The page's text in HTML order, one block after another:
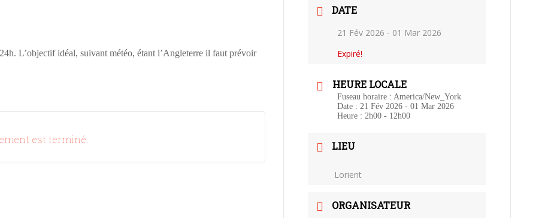
L’objectif idéal, suivant météo, étant l’Angleterre il faut prévoir
est terminé.
DATE
21 Fév 2026 - 01 Mar 2026
Expiré!
HEURE LOCALE
Fuseau horaire : America/New_York
Date : 21 Fév 2026 - 01 Mar 2026
Heure : 2h00 - 12h00
LIEU
Lorient
ORGANISATEUR